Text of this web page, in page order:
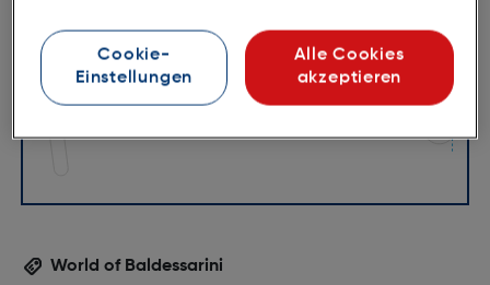
World of Baldessarini
Cookie-
Einstellungen
Alle Cookies
akzeptieren